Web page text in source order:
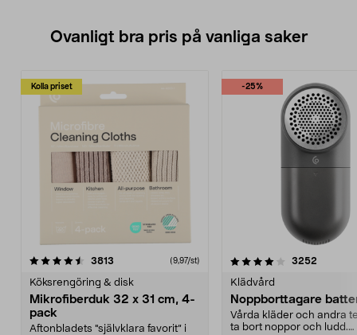
Ovanligt bra pris på vanliga saker
Kolla priset
3813 (9,97/st)
Köksrengöring & disk
Mikrofiberduk 32 x 31 cm, 4-
pack
Aftonbladets "självklara favorit” i
-25%
4.0av 5 stjärnor 3252
Klädvård
Noppborttagare
Vårda kläder och andra
ta bort noppor och ludd.
4.5av 5 stjärnor